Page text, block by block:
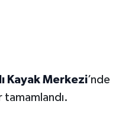
Kayak Merkezi’nde
tamamlandı.